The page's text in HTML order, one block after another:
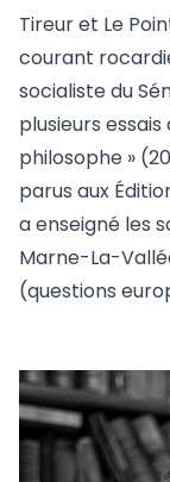
Tireur et Le
courant
socialiste du
plusieurs
philosophe »
parus aux
a enseigné les
Marne-La-
(questions